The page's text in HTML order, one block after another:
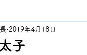
子
2019年4月18日